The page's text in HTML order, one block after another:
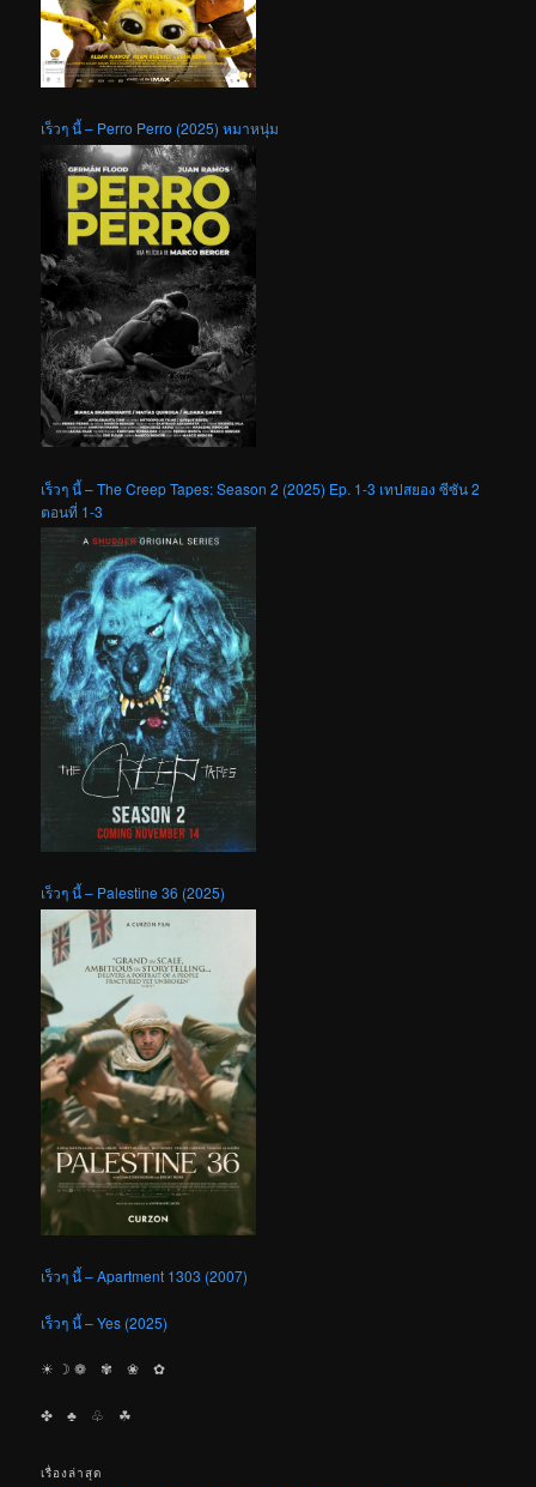
เร็วๆ นี้ – Perro Perro (2025) หมาหนุ่ม
เร็วๆ นี้ – The Creep Tapes: Season 2 (2025) Ep. 1-3 เทปสยอง ซีซัน 2
ตอนที่ 1-3
เร็วๆ นี้ – Palestine 36 (2025)
เร็วๆ นี้ – Apartment 1303 (2007)
เร็วๆ นี้ – Yes (2025)
☀︎ ☽ ❁ ✾ ❀ ✿
✤ ♣︎ ♧ ☘︎
เรื่องล่าสุด